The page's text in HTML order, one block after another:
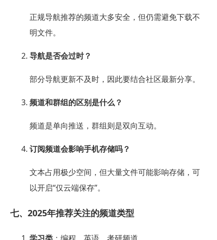
正规导航推荐的频道大多安全，但仍需避免下载不
明文件。
导航是否会过时？
部分导航更新不及时，因此要结合社区最新分享。
频道和群组的区别是什么？
频道是单向推送，群组则是双向互动。
订阅频道会影响手机存储吗？
文本占用极少空间，但大量文件可能影响存储，可
以开启“仅云端保存”。
七、2025年推荐关注的频道类型